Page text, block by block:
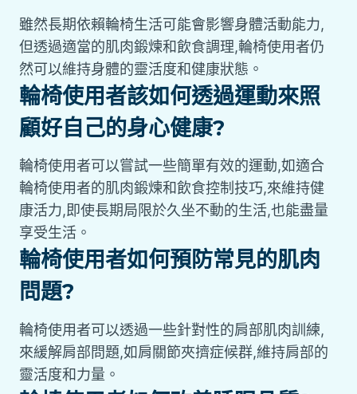
雖然長期依賴輪椅生活可能會影響身體活動能力,
但透過適當的肌肉鍛煉和飲食調理,輪椅使用者仍
然可以維持身體的靈活度和健康狀態。
輪椅使用者該如何透過運動來照
顧好自己的身心健康?
輪椅使用者可以嘗試一些簡單有效的運動,如適合
輪椅使用者的肌肉鍛煉和飲食控制技巧,來維持健
康活力,即使長期局限於久坐不動的生活,也能盡量
享受生活。
輪椅使用者如何預防常見的肌肉
問題?
輪椅使用者可以透過一些針對性的肩部肌肉訓練,
來緩解肩部問題,如肩關節夾擠症候群,維持肩部的
靈活度和力量。